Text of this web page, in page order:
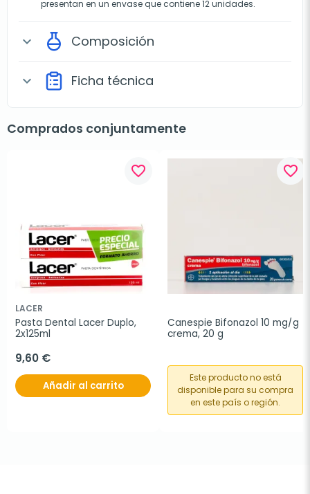
presentan en un envase que contiene 12 unidades.
expand_more Composición
expand_more Ficha técnica
Comprados conjuntamente
favorite_border
LACER
Pasta Dental Lacer Duplo,
2x125ml
9,60 €
Añadir al carrito
favorite_border
Canespie Bifonazol 10 mg/g
crema, 20 g
Este producto no está
disponible para su compra
en este país o región.